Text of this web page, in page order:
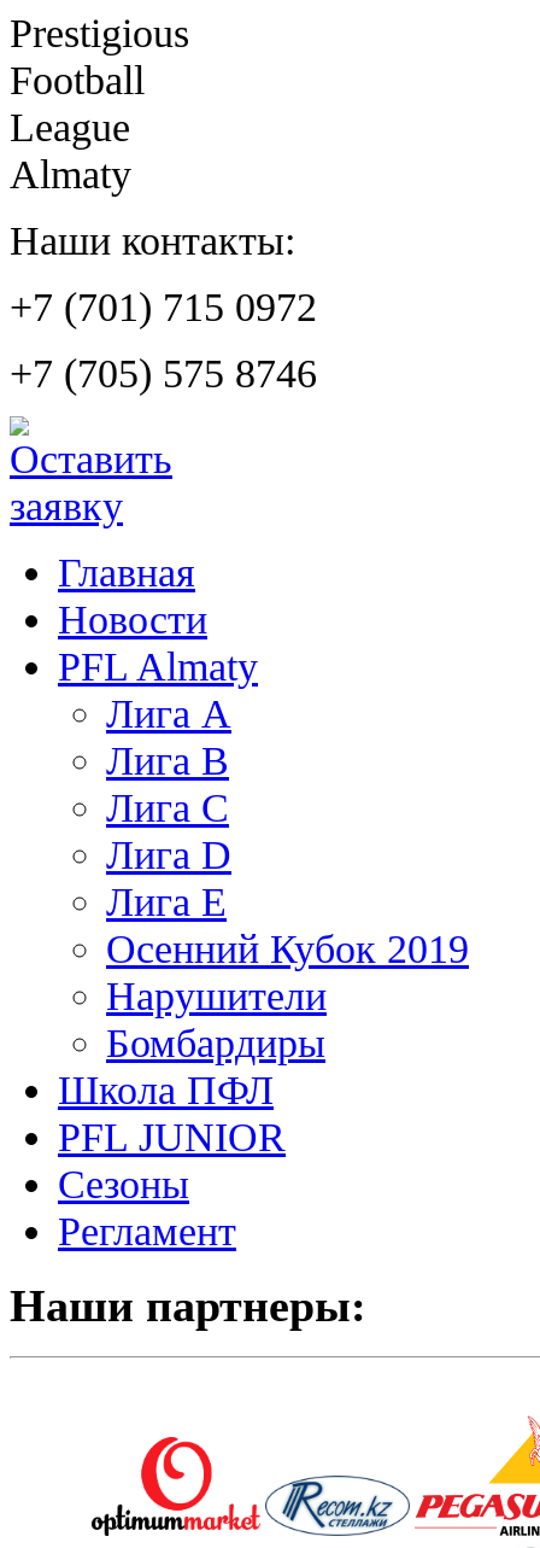
Prestigious
Football
League
Almaty
Наши контакты:
+7 (701) 715 0972
+7 (705) 575 8746
Главная
Новости
PFL Almaty
Лига A
Лига В
Лига С
Лига D
Лига Е
Осенний Кубок 2019
Нарушители
Бомбардиры
Школа ПФЛ
PFL JUNIOR
Сезоны
Регламент
Наши партнеры: